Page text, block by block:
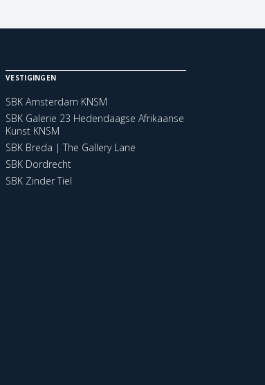
VESTIGINGEN
SBK Amsterdam KNSM
SBK Galerie 23 Hedendaagse Afrikaanse
Kunst KNSM
SBK Breda | The Gallery Lane
SBK Dordrecht
SBK Zinder Tiel